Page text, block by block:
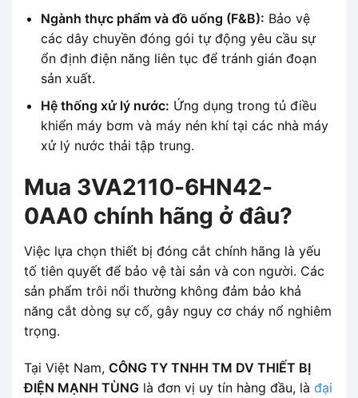
Ngành thực phẩm và đồ uống (F&B): Bảo vệ
các dây chuyền đóng gói tự động yêu cầu sự
ổn định điện năng liên tục để tránh gián đoạn
sản xuất.
Hệ thống xử lý nước: Ứng dụng trong tủ điều
khiển máy bơm và máy nén khí tại các nhà máy
xử lý nước thải tập trung.
Mua 3VA2110-6HN42-
0AA0 chính hãng ở đâu?
Việc lựa chọn thiết bị đóng cắt chính hãng là yếu
tố tiên quyết để bảo vệ tài sản và con người. Các
sản phẩm trôi nổi thường không đảm bảo khả
năng cắt dòng sự cố, gây nguy cơ cháy nổ nghiêm
trọng.
Tại Việt Nam, CÔNG TY TNHH TM DV THIẾT BỊ
ĐIỆN MẠNH TÙNG là đơn vị uy tín hàng đầu, là đại